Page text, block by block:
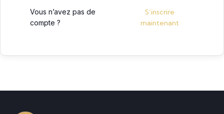
Vous n’avez pas de
compte ?
S’inscrire
maintenant